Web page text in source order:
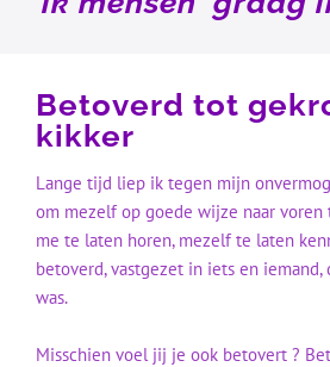
Betoverd tot
kikker
Lange tijd liep ik tegen mijn
om mezelf op goede wijze naar voren
me te laten horen, mezelf te laten
betoverd, vastgezet in iets en
was.
Misschien voel jij je ook betovert ?